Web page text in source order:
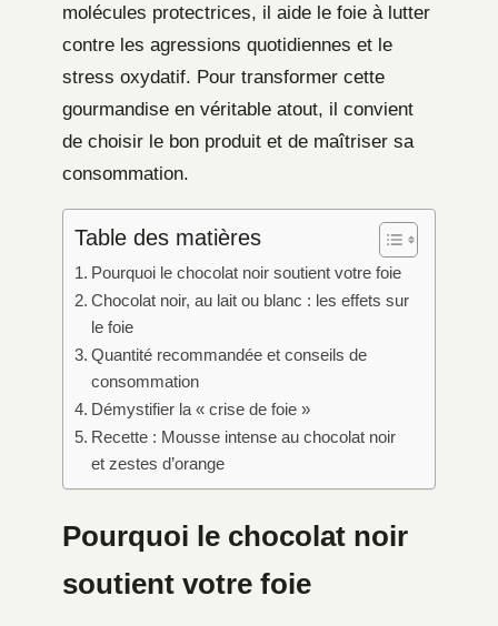
molécules protectrices, il aide le foie à lutter
contre les agressions quotidiennes et le
stress oxydatif. Pour transformer cette
gourmandise en véritable atout, il convient
de choisir le bon produit et de maîtriser sa
consommation.
Table des matières
Pourquoi le chocolat noir soutient votre foie
Chocolat noir, au lait ou blanc : les effets sur
le foie
Quantité recommandée et conseils de
consommation
Démystifier la « crise de foie »
Recette : Mousse intense au chocolat noir
et zestes d’orange
Pourquoi le chocolat noir
soutient votre foie